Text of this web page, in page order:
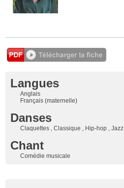
Langues
Anglais
Français (maternelle)
Danses
Claquettes , Classique , Hip-hop , Jazz
Chant
Comédie musicale